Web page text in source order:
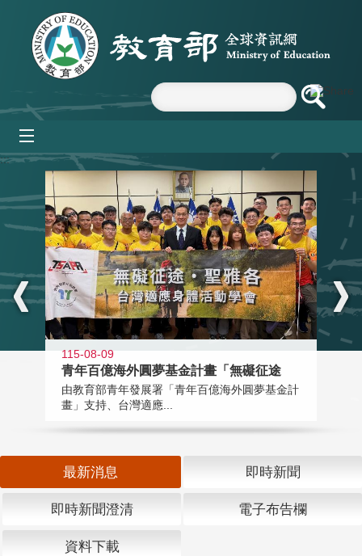
跳到主要內容區塊
:::
115-08-09
青年百億海外圓夢基金計畫「無礙征途
由教育部青年發展署「青年百億海外圓夢基金計
畫」支持、台灣適應...
最新消息 即時新聞
即時新聞澄清 電子布告欄
資料下載